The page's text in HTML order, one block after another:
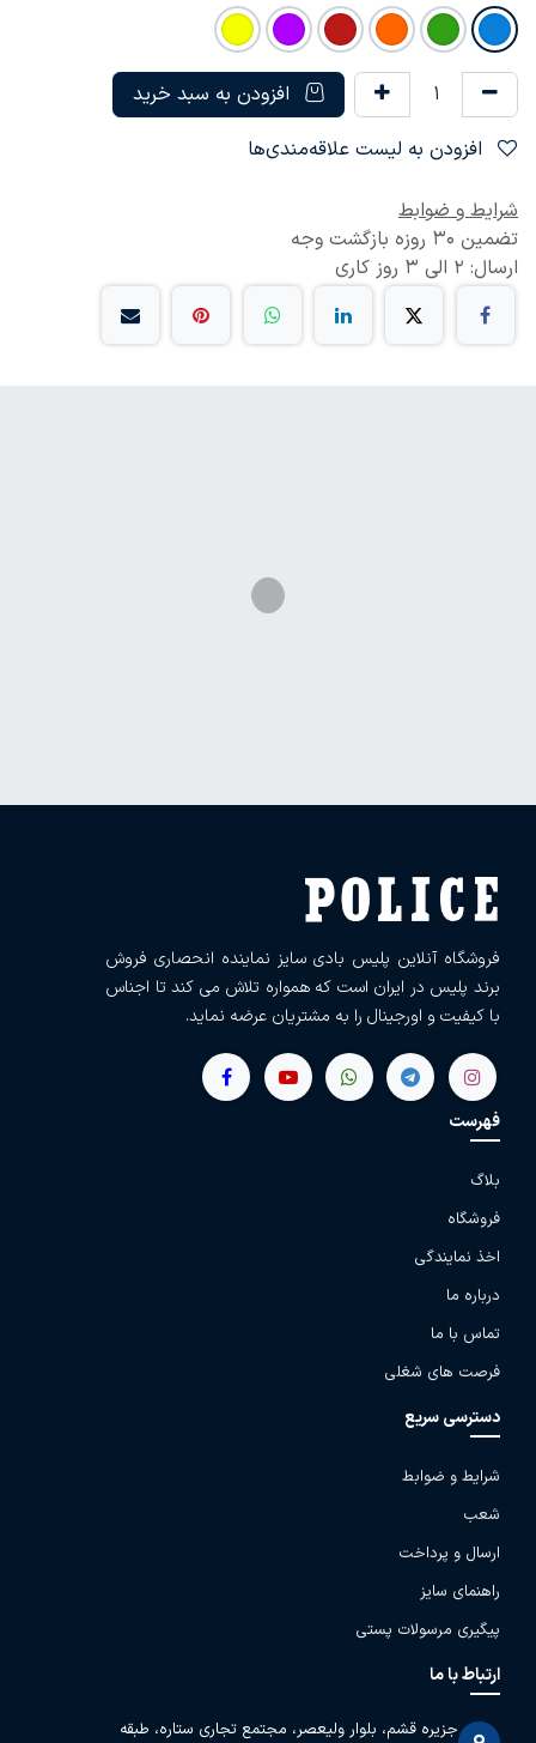
افزودن به سبد خرید
شرایط و ضوابط
تضمین 30 روزه بازگشت وجه
ارسال: 2 الی 3 روز کاری
فروشگاه آنلاین پلیس بادی سایز نماینده انحصاری فروش
برند پلیس در ایران است که همواره تلاش می کند تا اجناس
با کیفیت و اورجینال را به مشتریان عرضه نماید.
فهرست
بلاگ
فروشگاه
اخذ نمایندگی
درباره ما
تماس با ما
فرصت های شغلی
دسترسی سریع
شرایط و ضوابط
شعب
ارسال و پرداخت
راهنمای سایز
پیگیری مرسولات پستی
ارتباط با ما
جزیره قشم، بلوار ولیعصر، مجتمع تجاری ستاره، طبقه